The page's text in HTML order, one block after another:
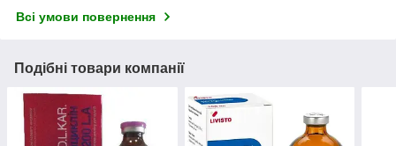
Всі умови повернення
Подібні товари компанії